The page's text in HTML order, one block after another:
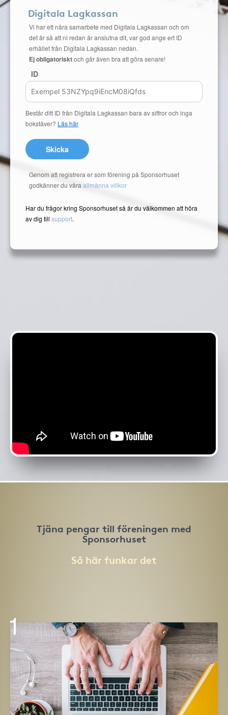
Digitala Lagkassan
Vi har ett nära samarbete med Digitala Lagkassan och om
det är så att ni redan är anslutna dit, var god ange ert ID
erhållet från Digitala Lagkassan nedan.
Ej obligatorisktoch går även bra att göra senare!
ID
Består ditt ID från Digitala Lagkassan bara av siffror och inga
bokstäver? Läs här
Skicka
Genom att registrera er som förening på Sponsorhuset
godkänner du våra allmänna villkor
Har du frågor kring Sponsorhuset så är du välkommen att höra
av dig till support.
Tjäna pengar till föreningen med
Sponsorhuset
Så här funkar det
1